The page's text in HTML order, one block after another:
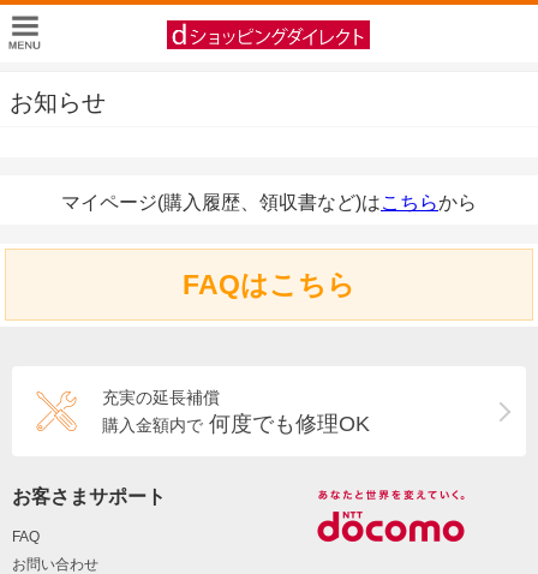
お知らせ
マイページ(購入履歴、領収書など)はこちらから
FAQはこちら
充実の延長補償
購入金額内で 何度でも修理OK
お客さまサポート
FAQ
お問い合わせ